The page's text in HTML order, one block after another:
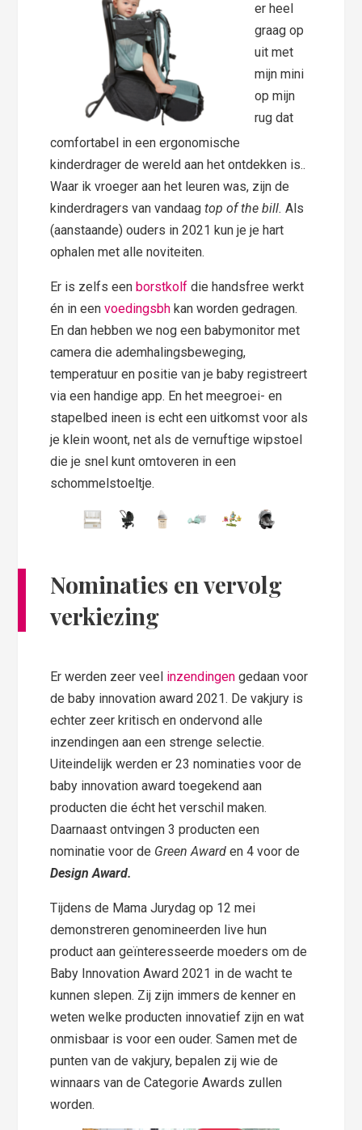
er heel
graag op
uit met
mijn mini
op mijn
rug dat
comfortabel in een ergonomische
kinderdrager de wereld aan het ontdekken is..
Waar ik vroeger aan het leuren was, zijn de
kinderdragers van vandaagtop of the bill. Als
(aanstaande) ouders in 2021 kun je je hart
ophalen met alle noviteiten.
Er is zelfs een borstkolfdie handsfree werkt
én in eenvoedingsbh kan worden gedragen.
En dan hebben we nog een babymonitor met
camera die ademhalingsbeweging,
temperatuur en positie van je baby registreert
via een handige app. En het meegroei- en
stapelbed ineen is echt een uitkomst voor als
je klein woont, net als de vernuftige wipstoel
die je snel kunt omtoveren in een
schommelstoeltje.
Nominaties en vervolg
verkiezing
Er werden zeer veel inzendingen gedaan voor
de baby innovation award 2021. De vakjury is
echter zeer kritisch en ondervond alle
inzendingen aan een strenge selectie.
Uiteindelijk werden er 23 nominaties voor de
baby innovation award toegekend aan
producten die écht het verschil maken.
Daarnaast ontvingen 3 producten een
nominatie voor de Green Award en 4 voor de
Design Award.
Tijdens de Mama Jurydag op 12 mei
demonstreren genomineerden live hun
product aan geïnteresseerde moeders om de
Baby Innovation Award 2021 in de wacht te
kunnen slepen. Zij zijn immers de kenner en
weten welke producten innovatief zijn en wat
onmisbaar is voor een ouder. Samen met de
punten van de vakjury, bepalen zij wie de
winnaars van de Categorie Awards zullen
worden.